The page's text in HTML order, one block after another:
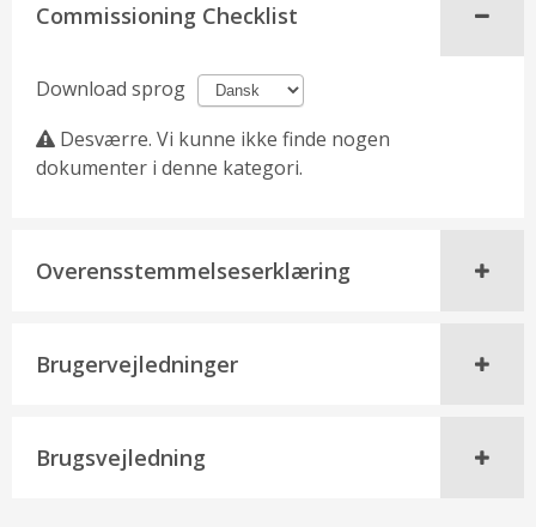
Commissioning Checklist
Download sprog
Desværre. Vi kunne ikke finde nogen
dokumenter i denne kategori.
Overensstemmelseserklæring
Brugervejledninger
Brugsvejledning